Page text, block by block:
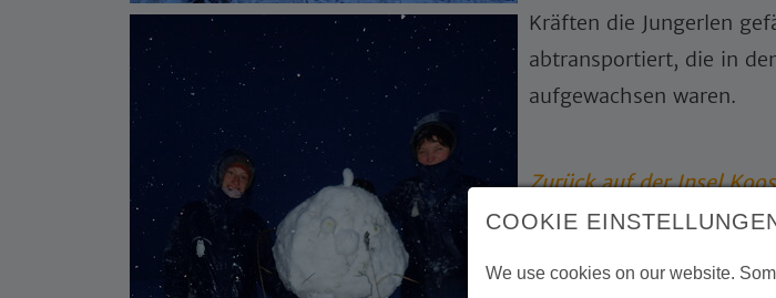
Kräften die Jungerlen
abtransportiert, die in
aufgewachsen waren.
Zurück auf der Insel
wir uns über den ersten
COOKIE
We use cookies on our website.